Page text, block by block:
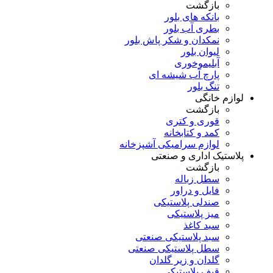
بازگشت
بانکه های بلور
بطری آب بلور
نمکدان و شکر پاش بلور
لیوان بلور
آبلیموخوری
پارچ آب شیشه ای
تنگ بلور
لوازم خانگی
بازگشت
قوری و کتری
کمد و کتابخانه
لوازم سرامیکی آشپزخانه
پلاستیک اداری و صنعتی
بازگشت
سطل زباله
فایل و دراور
صندلی پلاستیکی
میز پلاستیکی
سبد کاغذ
سبد پلاستیکی صنعتی
سطل پلاستیکی صنعتی
گلدان و زیر گلدان